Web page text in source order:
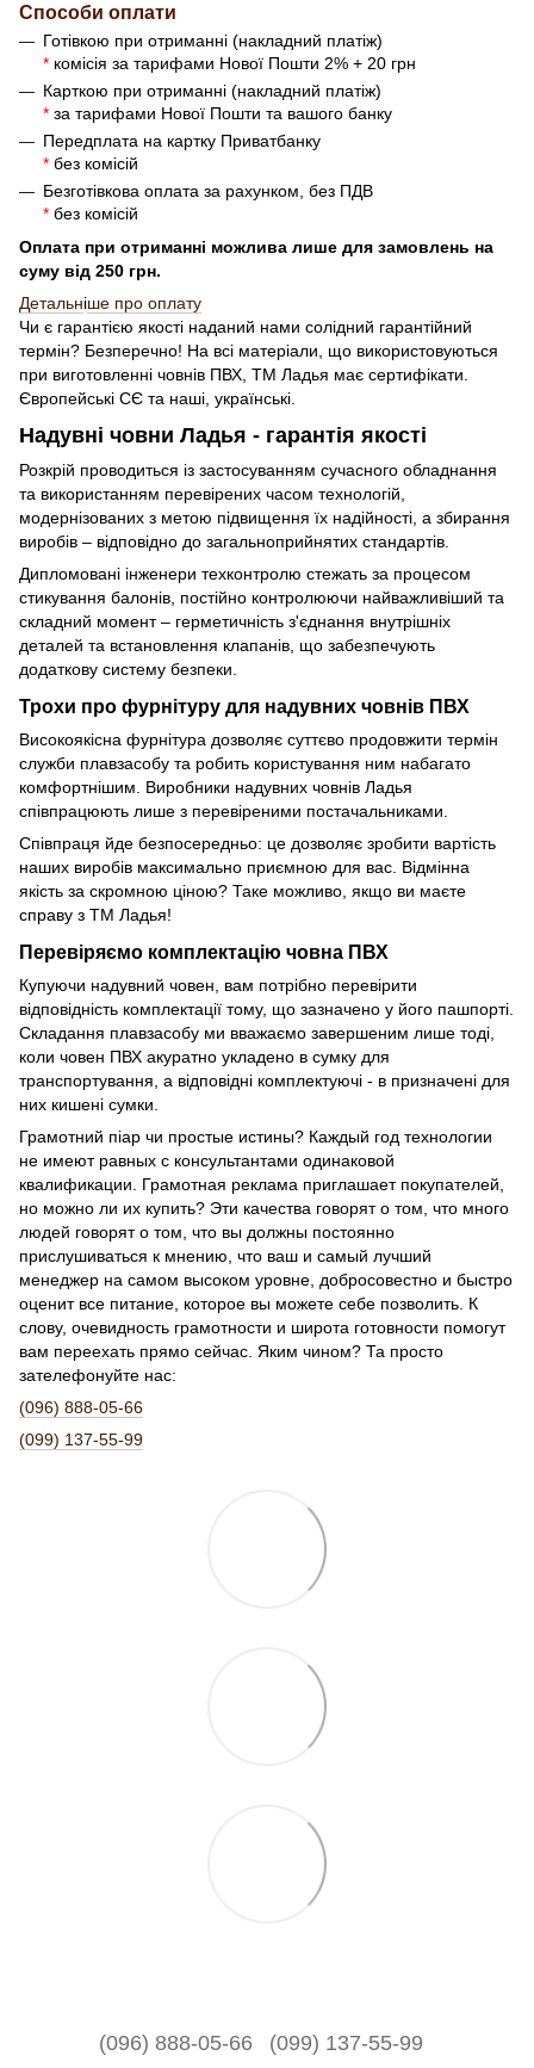
Способи оплати
Готівкою при отриманні (накладний платіж)
* комісія за тарифами Нової Пошти 2% + 20 грн
Карткою при отриманні (накладний платіж)
* за тарифами Нової Пошти та вашого банку
Передплата на картку Приватбанку
* без комісій
Безготівкова оплата за рахунком, без ПДВ
* без комісій
Оплата при отриманні можлива лише для замовлень на
суму від 250 грн.
Детальніше про оплату
Чи є гарантією якості наданий нами солідний гарантійний
термін? Безперечно! На всі матеріали, що використовуються
при виготовленні човнів ПВХ, ТМ Ладья має сертифікати.
Європейські СЄ та наші, українські.
Надувні човни Ладья - гарантія якості
Розкрій проводиться із застосуванням сучасного обладнання
та використанням перевірених часом технологій,
модернізованих з метою підвищення їх надійності, а збирання
виробів – відповідно до загальноприйнятих стандартів.
Дипломовані інженери техконтролю стежать за процесом
стикування балонів, постійно контролюючи найважливіший та
складний момент – герметичність з'єднання внутрішніх
деталей та встановлення клапанів, що забезпечують
додаткову систему безпеки.
Трохи про фурнітуру для надувних човнів ПВХ
Високоякісна фурнітура дозволяє суттєво продовжити термін
служби плавзасобу та робить користування ним набагато
комфортнішим. Виробники надувних човнів Ладья
співпрацюють лише з перевіреними постачальниками.
Співпраця йде безпосередньо: це дозволяє зробити вартість
наших виробів максимально приємною для вас. Відмінна
якість за скромною ціною? Таке можливо, якщо ви маєте
справу з ТМ Ладья!
Перевіряємо комплектацію човна ПВХ
Купуючи надувний човен, вам потрібно перевірити
відповідність комплектації тому, що зазначено у його пашпортi.
Складання плавзасобу ми вважаємо завершеним лише тоді,
коли човен ПВХ акуратно укладено в сумку для
транспортування, а відповідні комплектуючі - в призначені для
них кишені сумки.
Грамотний піар чи простые истины? Каждый год технологии
не имеют равных с консультантами одинаковой
квалификации. Грамотная реклама приглашает покупателей,
но можно ли их купить? Эти качества говорят о том, что много
людей говорят о том, что вы должны постоянно
прислушиваться к мнению, что ваш и самый лучший
менеджер на самом высоком уровне, добросовестно и быстро
оценит все питание, которое вы можете себе позволить. К
слову, очевидность грамотности и широта готовности помогут
вам переехать прямо сейчас. Яким чином? Та просто
зателефонуйте нас:
(096) 888-05-66
(099) 137-55-99
(096) 888-05-66 (099) 137-55-99